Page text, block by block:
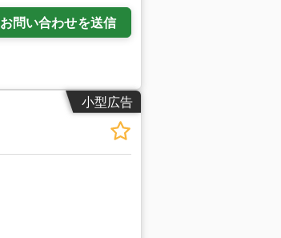
お問い合わせを送信
小型広告